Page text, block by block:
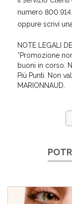
numero
oppure scrivi
NOTE LEGALI
*Promozione
buoni in corso.
Più Punti. Non
MARIONNAUD.